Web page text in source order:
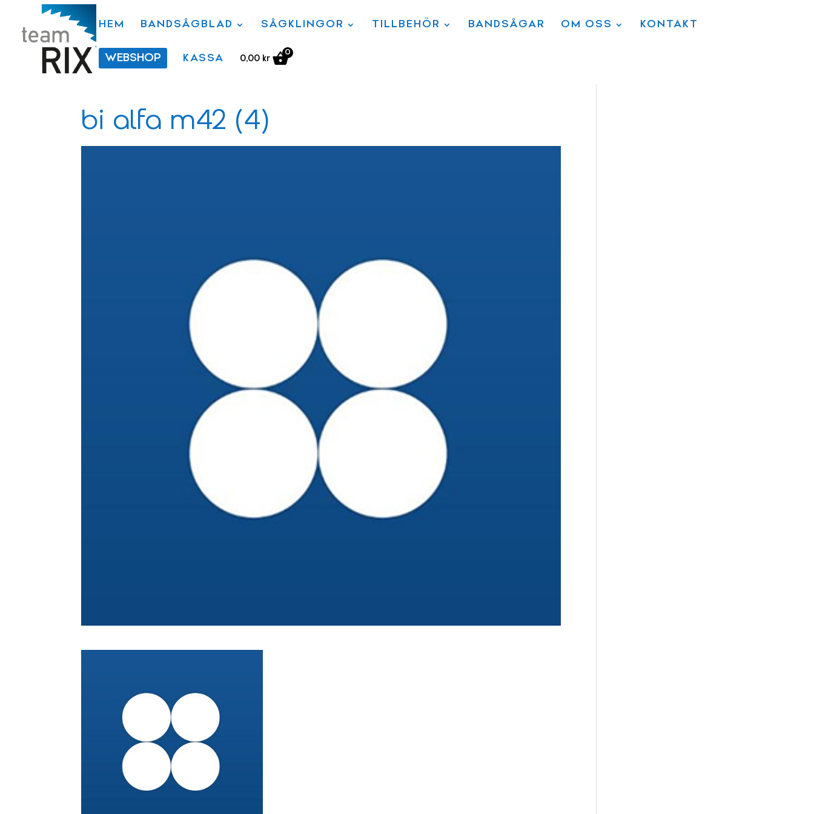
HEM BANDSÅGBLAD SÅGKLINGOR TILLBEHÖR BANDSÅGAR OM OSS KONTAKT
WEBSHOP KASSA 0,00 kr
0
bi alfa m42 (4)